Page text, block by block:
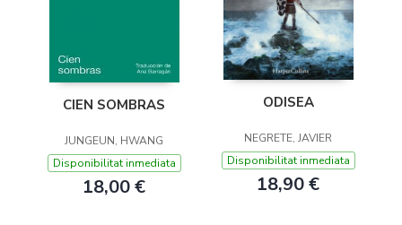
CIEN SOMBRAS
JUNGEUN, HWANG
Disponibilitat inmediata
18,00 €
ODISEA
NEGRETE, JAVIER
Disponibilitat inmediata
18,90 €